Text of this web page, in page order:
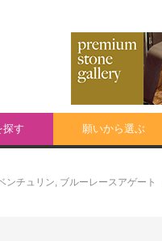
探す 願いから選ぶ
ンチュリン, ブルーレースアゲート